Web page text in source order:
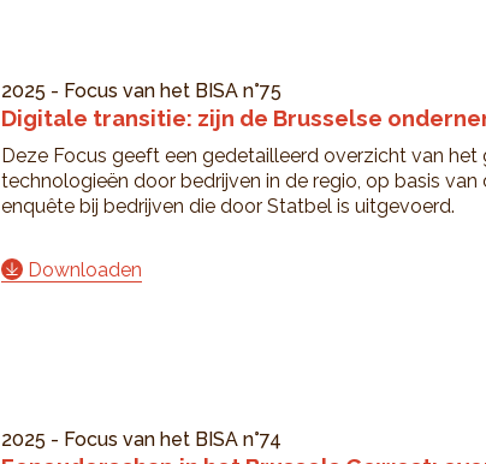
2025 - Focus van het BISA n°75
Digitale transitie: zijn de Brusselse
Deze Focus geeft een gedetailleerd overzicht van het
technologieën door bedrijven in de regio, op basis van
enquête bij bedrijven die door Statbel is uitgevoerd.
Downloaden
2025 - Focus van het BISA n°74